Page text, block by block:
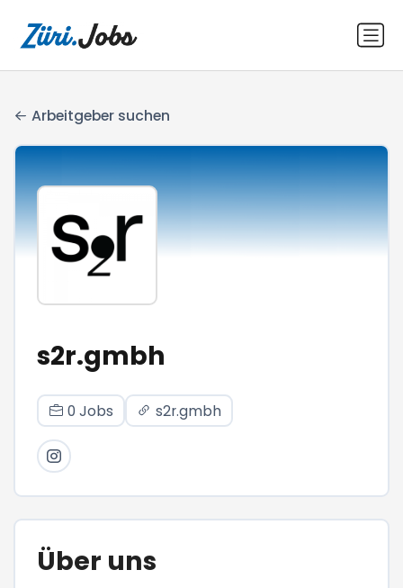
Arbeitgeber suchen
s2r.gmbh
0 Jobs s2r.gmbh
Über uns